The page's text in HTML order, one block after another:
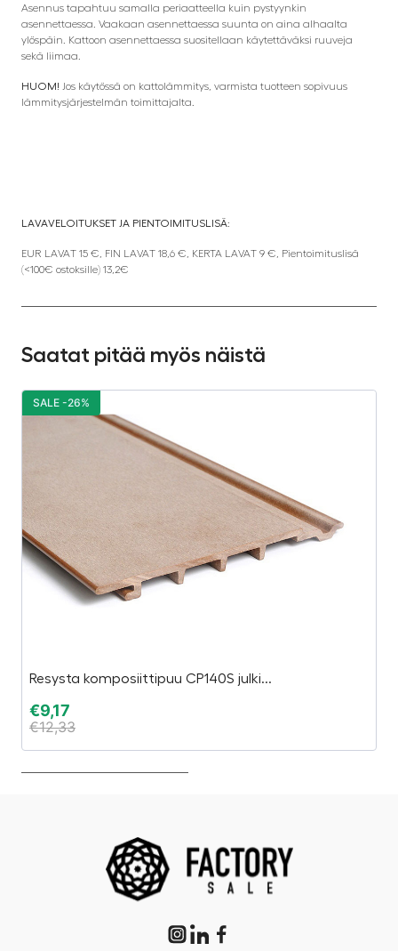
Asennus tapahtuu samalla periaatteella kuin pystyynkin
asennettaessa. Vaakaan asennettaessa suunta on aina alhaalta
ylöspäin. Kattoon asennettaessa suositellaan käytettäväksi ruuveja
sekä liimaa.
HUOM! Jos käytössä on kattolämmitys, varmista tuotteen sopivuus
lämmitysjärjestelmän toimittajalta.
LAVAVELOITUKSET JA PIENTOIMITUSLISÄ:
EUR LAVAT 15 €, FIN LAVAT 18,6 €, KERTA LAVAT 9 €, Pientoimituslisä
(<100€ ostoksille) 13,2€
Saatat pitää myös näistä
Resysta komposiittipuu CP140S julki...
€9,17
€12,33
SALE -26%